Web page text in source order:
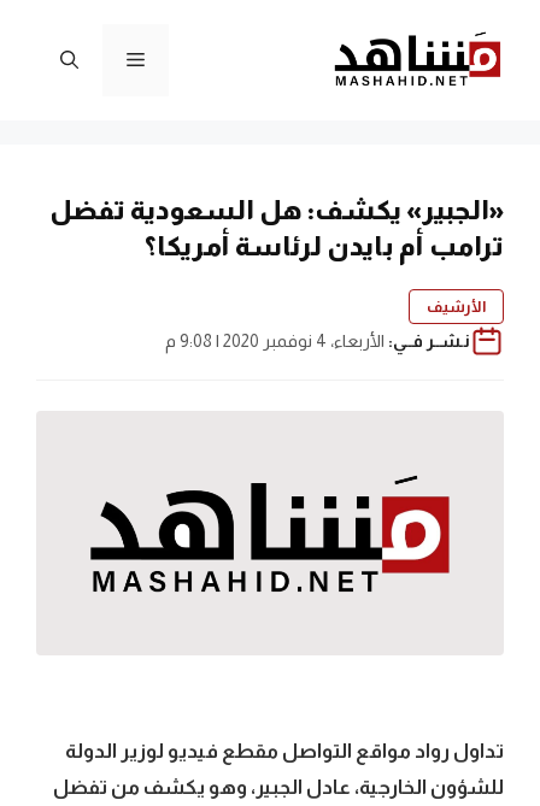
المحتوى
القائمة
«الجبير» يكشف: هل السعودية تفضل
ترامب أم بايدن لرئاسة أمريكا؟
الأرشيف
نـشــر فــي: الأربعاء، 4 نوفمبر 2020 | 9:08 م
تداول رواد مواقع التواصل مقطع فيديو لوزير الدولة
للشؤون الخارجية، عادل الجبير، وهو يكشف من تفضل